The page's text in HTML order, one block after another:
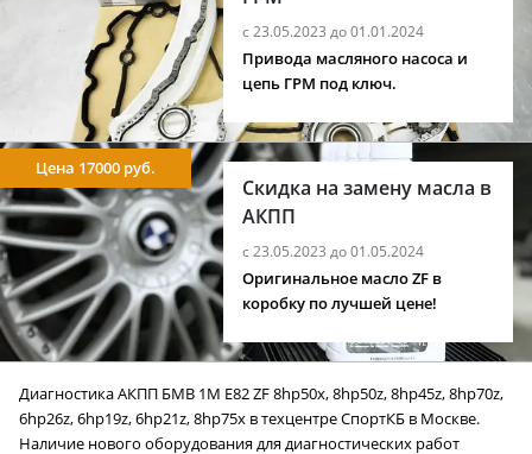
с 23.05.2023 до 01.01.2024
Привода масляного насоса и
цепь ГРМ под ключ.
Скидка на замену масла в
АКПП
с 23.05.2023 до 01.05.2024
Цена 17000 руб.
Оригинальное масло ZF в
коробку по лучшей цене!
Диагностика АКПП БМВ 1M E82 ZF 8hp50x, 8hp50z, 8hp45z, 8hp70z,
6hp26z, 6hp19z, 6hp21z, 8hp75x в техцентре СпортКБ в Москве.
Наличие нового оборудования для диагностических работ